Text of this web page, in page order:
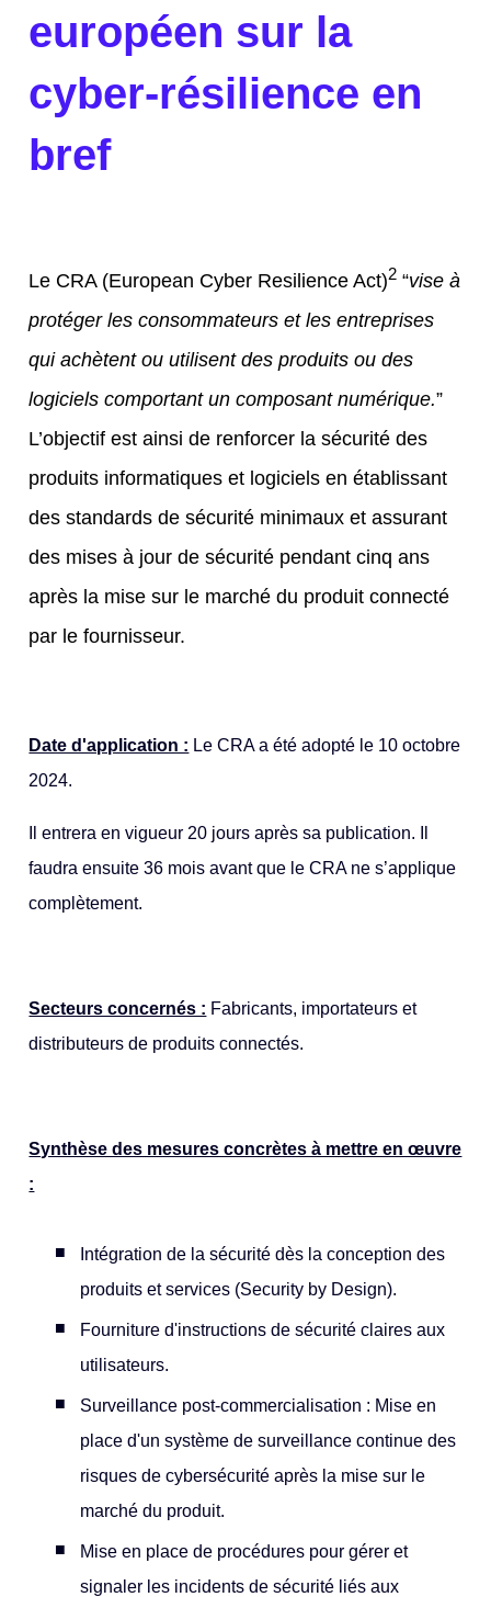
européen sur la
cyber-résilience en
bref
Le CRA (European Cyber Resilience Act)2 “vise à
protéger les consommateurs et les entreprises
qui achètent ou utilisent des produits ou des
logiciels comportant un composant numérique.”
L’objectif est ainsi de renforcer la sécurité des
produits informatiques et logiciels en établissant
des standards de sécurité minimaux et assurant
des mises à jour de sécurité pendant cinq ans
après la mise sur le marché du produit connecté
par le fournisseur.
Date d'application : Le CRA a été adopté le 10 octobre
2024.
Il entrera en vigueur 20 jours après sa publication. Il
faudra ensuite 36 mois avant que le CRA ne s’applique
complètement.
Secteurs concernés : Fabricants, importateurs et
distributeurs de produits connectés.
Synthèse des mesures concrètes à mettre en œuvre
:
Intégration de la sécurité dès la conception des
produits et services (Security by Design).
Fourniture d'instructions de sécurité claires aux
utilisateurs.
Surveillance post-commercialisation : Mise en
place d'un système de surveillance continue des
risques de cybersécurité après la mise sur le
marché du produit.
Mise en place de procédures pour gérer et
signaler les incidents de sécurité liés aux